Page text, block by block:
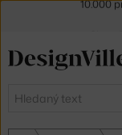
Hledat